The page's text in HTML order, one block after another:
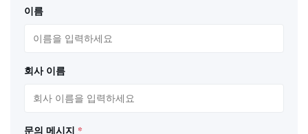
이름
회사 이름
문의 메시지 *